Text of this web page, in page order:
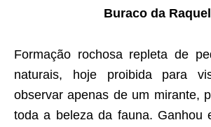
Buraco da Raquel
Formação rochosa repleta de
naturais, hoje proibida para
observar apenas de um mirante,
toda a beleza da fauna. Ganhou